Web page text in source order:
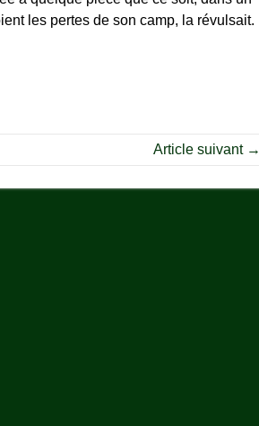
les pertes de son camp, la révulsait.
Article suivant →